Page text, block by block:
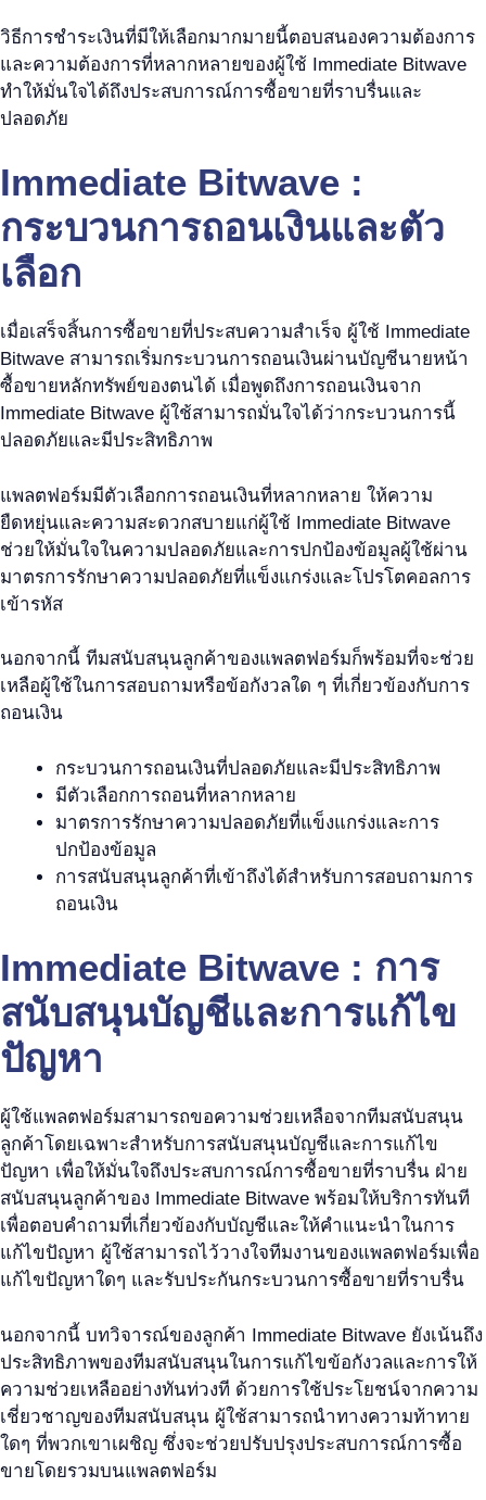
วิธีการชำระเงินที่มีให้เลือกมากมายนี้ตอบสนองความต้องการ
และความต้องการที่หลากหลายของผู้ใช้ Immediate Bitwave
ทำให้มั่นใจได้ถึงประสบการณ์การซื้อขายที่ราบรื่นและ
ปลอดภัย
Immediate Bitwave :
กระบวนการถอนเงินและตัว
เลือก
เมื่อเสร็จสิ้นการซื้อขายที่ประสบความสำเร็จ ผู้ใช้ Immediate
Bitwave สามารถเริ่มกระบวนการถอนเงินผ่านบัญชีนายหน้า
ซื้อขายหลักทรัพย์ของตนได้ เมื่อพูดถึงการถอนเงินจาก
Immediate Bitwave ผู้ใช้สามารถมั่นใจได้ว่ากระบวนการนี้
ปลอดภัยและมีประสิทธิภาพ
แพลตฟอร์มมีตัวเลือกการถอนเงินที่หลากหลาย ให้ความ
ยืดหยุ่นและความสะดวกสบายแก่ผู้ใช้ Immediate Bitwave
ช่วยให้มั่นใจในความปลอดภัยและการปกป้องข้อมูลผู้ใช้ผ่าน
มาตรการรักษาความปลอดภัยที่แข็งแกร่งและโปรโตคอลการ
เข้ารหัส
นอกจากนี้ ทีมสนับสนุนลูกค้าของแพลตฟอร์มก็พร้อมที่จะช่วย
เหลือผู้ใช้ในการสอบถามหรือข้อกังวลใด ๆ ที่เกี่ยวข้องกับการ
ถอนเงิน
กระบวนการถอนเงินที่ปลอดภัยและมีประสิทธิภาพ
มีตัวเลือกการถอนที่หลากหลาย
มาตรการรักษาความปลอดภัยที่แข็งแกร่งและการ
ปกป้องข้อมูล
การสนับสนุนลูกค้าที่เข้าถึงได้สำหรับการสอบถามการ
ถอนเงิน
Immediate Bitwave : การ
สนับสนุนบัญชีและการแก้ไข
ปัญหา
ผู้ใช้แพลตฟอร์มสามารถขอความช่วยเหลือจากทีมสนับสนุน
ลูกค้าโดยเฉพาะสำหรับการสนับสนุนบัญชีและการแก้ไข
ปัญหา เพื่อให้มั่นใจถึงประสบการณ์การซื้อขายที่ราบรื่น ฝ่าย
สนับสนุนลูกค้าของ Immediate Bitwave พร้อมให้บริการทันที
เพื่อตอบคำถามที่เกี่ยวข้องกับบัญชีและให้คำแนะนำในการ
แก้ไขปัญหา ผู้ใช้สามารถไว้วางใจทีมงานของแพลตฟอร์มเพื่อ
แก้ไขปัญหาใดๆ และรับประกันกระบวนการซื้อขายที่ราบรื่น
นอกจากนี้ บทวิจารณ์ของลูกค้า Immediate Bitwave ยังเน้นถึง
ประสิทธิภาพของทีมสนับสนุนในการแก้ไขข้อกังวลและการให้
ความช่วยเหลืออย่างทันท่วงที ด้วยการใช้ประโยชน์จากความ
เชี่ยวชาญของทีมสนับสนุน ผู้ใช้สามารถนำทางความท้าทาย
ใดๆ ที่พวกเขาเผชิญ ซึ่งจะช่วยปรับปรุงประสบการณ์การซื้อ
ขายโดยรวมบนแพลตฟอร์ม